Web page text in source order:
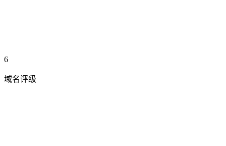
6
域名评级